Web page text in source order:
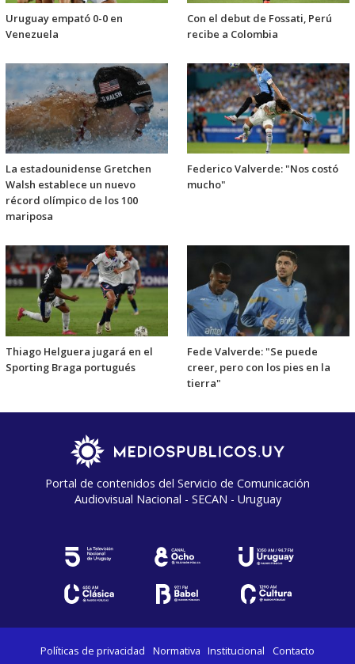
Uruguay empató 0-0 en
Venezuela
Con el debut de Fossati, Perú
recibe a Colombia
La estadounidense Gretchen
Walsh establece un nuevo
récord olímpico de los 100
mariposa
Federico Valverde: "Nos costó
mucho"
Thiago Helguera jugará en el
Sporting Braga portugués
Fede Valverde: "Se puede
creer, pero con los pies en la
tierra"
Portal de contenidos del Servicio de Comunicación
Audiovisual Nacional - SECAN - Uruguay
Políticas de privacidad Normativa Institucional Contacto